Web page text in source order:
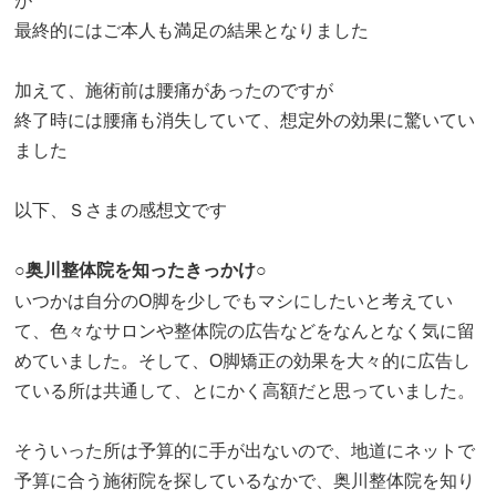
最終的にはご本人も満足の結果となりました
加えて、施術前は腰痛があったのですが
終了時には腰痛も消失していて、想定外の効果に驚いてい
ました
以下、Ｓさまの感想文です
○奥川整体院を知ったきっかけ○
いつかは自分のO脚を少しでもマシにしたいと考えてい
て、色々なサロンや整体院の広告などをなんとなく気に留
めていました。そして、O脚矯正の効果を大々的に広告し
ている所は共通して、とにかく高額だと思っていました。
そういった所は予算的に手が出ないので、地道にネットで
予算に合う施術院を探しているなかで、奥川整体院を知り